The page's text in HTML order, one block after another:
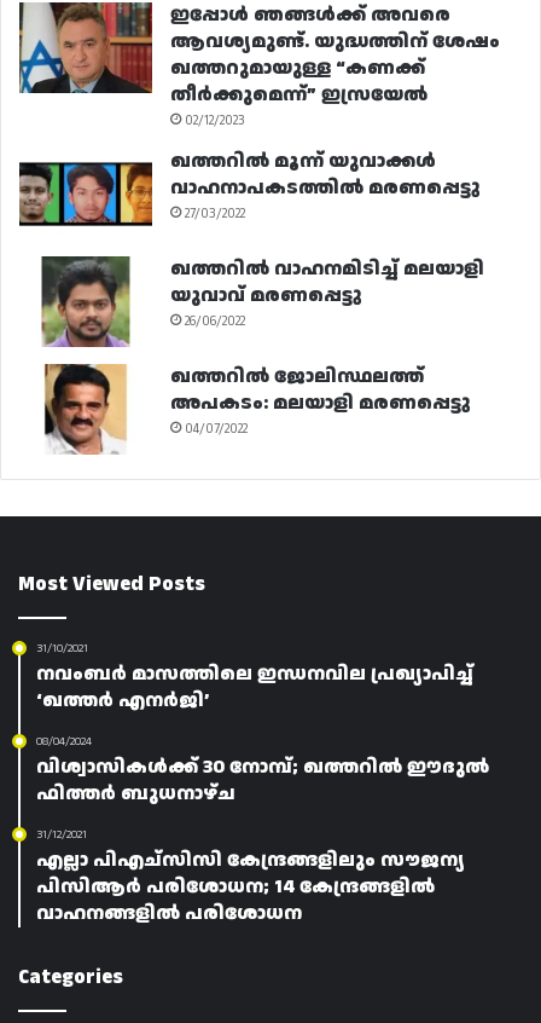
ഇപ്പോൾ ഞങ്ങൾക്ക് അവരെ
ആവശ്യമുണ്ട്. യുദ്ധത്തിന് ശേഷം
ഖത്തറുമായുള്ള “കണക്ക്
തീർക്കുമെന്ന്” ഇസ്രയേൽ
02/12/2023
ഖത്തറിൽ മൂന്ന് യുവാക്കൾ
വാഹനാപകടത്തിൽ മരണപ്പെട്ടു
27/03/2022
ഖത്തറിൽ വാഹനമിടിച്ച് മലയാളി
യുവാവ് മരണപ്പെട്ടു
26/06/2022
ഖത്തറിൽ ജോലിസ്ഥലത്ത്
അപകടം: മലയാളി മരണപ്പെട്ടു
04/07/2022
Most Viewed Posts
31/10/2021
നവംബർ മാസത്തിലെ ഇന്ധനവില പ്രഖ്യാപിച്ച്
‘ഖത്തർ എനർജി’
08/04/2024
വിശ്വാസികൾക്ക് 30 നോമ്പ്; ഖത്തറിൽ ഈദുൽ
ഫിത്തർ ബുധനാഴ്ച
31/12/2021
എല്ലാ പിഎച്സിസി കേന്ദ്രങ്ങളിലും സൗജന്യ
പിസിആർ പരിശോധന; 14 കേന്ദ്രങ്ങളിൽ
വാഹനങ്ങളിൽ പരിശോധന
Categories